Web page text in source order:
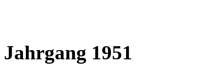
Jahrgang 1951